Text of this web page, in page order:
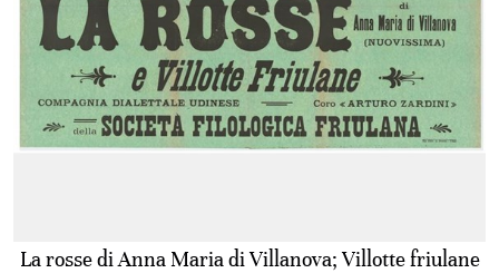
La rosse di Anna Maria di Villanova; Villotte friulane